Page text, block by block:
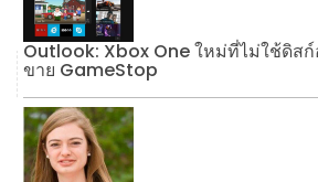
Outlook: Xbox One ใหม่ที่ไม่ใช้ดิส
ขาย GameStop